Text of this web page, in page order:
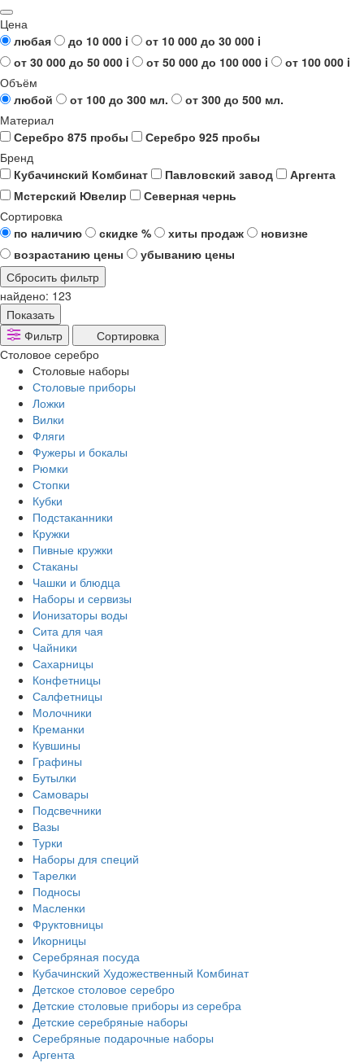
Цена
любая
до 10 000 i от 10 000 до 30 000 i
от 30 000 до 50 000 i от 50 000 до 100 000 i от 100 000 i
Объём
любой
от 100 до 300 мл.
от 300 до 500 мл.
Материал
Серебро 875 пробы
Серебро 925 пробы
Бренд
Кубачинский Комбинат
Павловский завод
Аргента
Мстерский Ювелир
Северная чернь
Сортировка
по наличию
скидке % хиты продаж
новизне
возрастанию цены
убыванию цены
Сбросить фильтр
найдено: 123
Показать
Фильтр
Сортировка
Столовое серебро
Столовые наборы
Столовые приборы
Ложки
Вилки
Фляги
Фужеры и бокалы
Рюмки
Стопки
Кубки
Подстаканники
Кружки
Пивные кружки
Стаканы
Чашки и блюдца
Наборы и сервизы
Ионизаторы воды
Сита для чая
Чайники
Сахарницы
Конфетницы
Салфетницы
Молочники
Креманки
Кувшины
Графины
Бутылки
Самовары
Подсвечники
Вазы
Турки
Наборы для специй
Тарелки
Подносы
Масленки
Фруктовницы
Икорницы
Серебряная посуда
Кубачинский Художественный Комбинат
Детское столовое серебро
Детские столовые приборы из серебра
Детские серебряные наборы
Серебряные подарочные наборы
Аргента